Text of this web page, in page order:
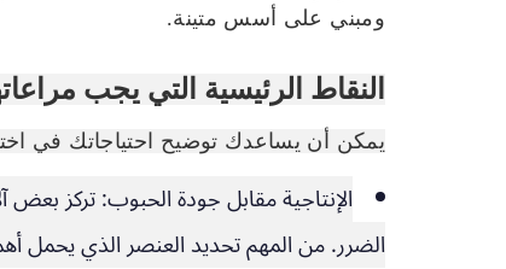
ومبني على أسس متينة.
النقاط الرئيسية التي يجب
يمكن أن يساعدك توضيح احتياجاتك في
الإنتاجية مقابل جودة الحبوب:تركز بعض
الضرر. من المهم تحديد العنصر الذي يحمل